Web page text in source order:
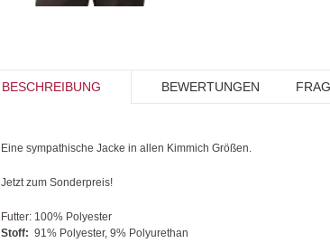
BESCHREIBUNG BEWERTUNGEN
Eine sympathische Jacke in allen Kimmich Größen.
Jetzt zum Sonderpreis!
Futter: 100% Polyester
Stoff: 91% Polyester, 9% Polyurethan